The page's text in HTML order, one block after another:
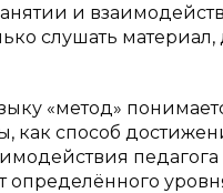
и
слушать
«метод»
как способ
определённого